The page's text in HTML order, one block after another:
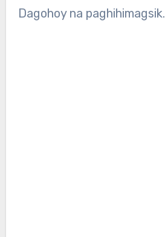
Dagohoy na paghihimagsik.